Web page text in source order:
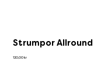
Strumpor Allround
Pris
120,00 kr